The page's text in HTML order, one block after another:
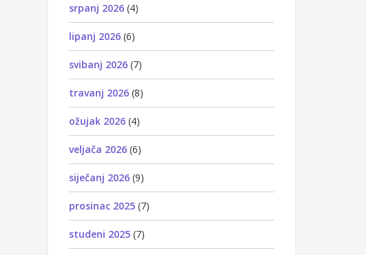
srpanj 2026 (4)
lipanj 2026 (6)
svibanj 2026 (7)
travanj 2026 (8)
ožujak 2026 (4)
veljača 2026 (6)
siječanj 2026 (9)
prosinac 2025 (7)
studeni 2025 (7)